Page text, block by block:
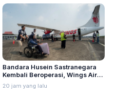
Bandara Husein Sastranegara
Kembali Beroperasi, Wings Air
Buka Rute Penerbangan
Bandung-Palembang
20 jam yang lalu